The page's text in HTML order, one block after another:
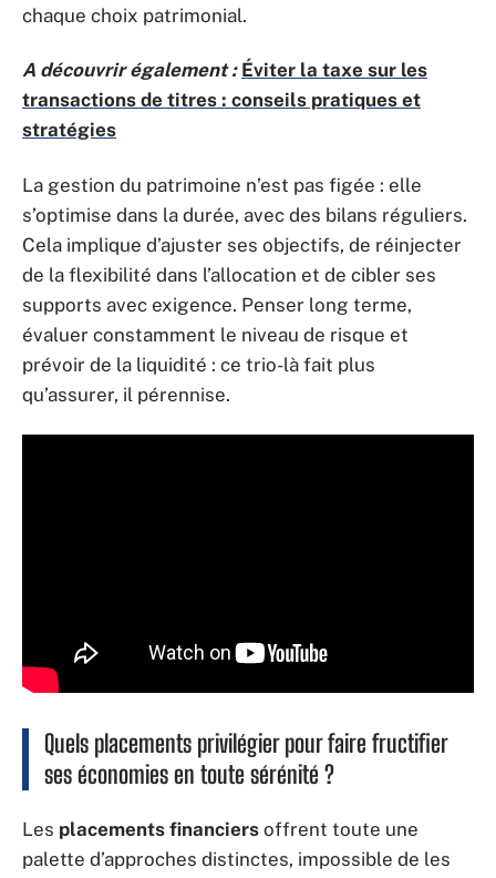
chaque choix patrimonial.
A découvrir également : Éviter la taxe sur les
transactions de titres : conseils pratiques et
stratégies
La gestion du patrimoine n’est pas figée : elle
s’optimise dans la durée, avec des bilans réguliers.
Cela implique d’ajuster ses objectifs, de réinjecter
de la flexibilité dans l’allocation et de cibler ses
supports avec exigence. Penser long terme,
évaluer constamment le niveau de risque et
prévoir de la liquidité : ce trio-là fait plus
qu’assurer, il pérennise.
Quels placements privilégier pour faire fructifier
ses économies en toute sérénité ?
Les placements financiers offrent toute une
palette d’approches distinctes, impossible de les